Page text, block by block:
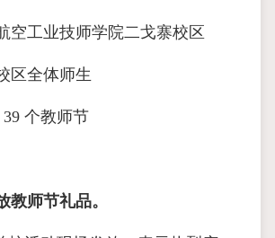
空⼯业技师学院⼆⼽寨校区
区全体师⽣
个教师节
教师节礼品。